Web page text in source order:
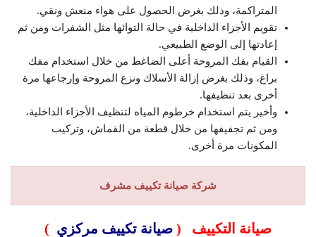
المتراكمة، وذلك بغرض الحصول على هواء منعش ونقي.
تقويم الأجزاء الداخلية في حالة التوائها مثل الشفرات ومن ثم
إعادتها إلى الوضع الطبيعي.
القيام بفك المروحة أعلى الضاغط من خلال استخدام مفك
براغ، وذلك بغرض إزالة الأسلاك ونزع المروحة وإرجاعها مرة
أخرى بعد تنظيفها.
وأخير يتم استخدام خرطوم المياه لتنظيف الأجزاء الداخلية،
ومن ثم تجفيفها من خلال قطعة من القماش، وتركيب
المكونات مرة أخرى.
شركة صيانة تكييف مشرف
صيانة التكييف ( صيانة تكييف مركزي )